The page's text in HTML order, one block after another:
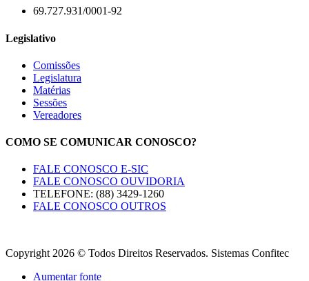
69.727.931/0001-92
Legislativo
Comissões
Legislatura
Matérias
Sessões
Vereadores
COMO SE COMUNICAR CONOSCO?
FALE CONOSCO E-SIC
FALE CONOSCO OUVIDORIA
TELEFONE: (88) 3429-1260
FALE CONOSCO OUTROS
Copyright 2026 © Todos Direitos Reservados. Sistemas Confitec
Aumentar fonte